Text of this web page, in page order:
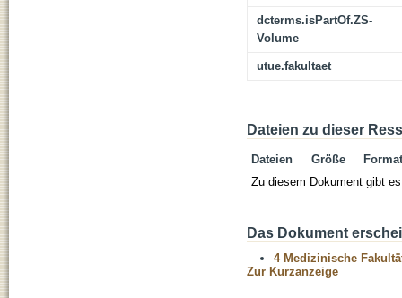
dcterms.isPartOf.ZS-
Volume
utue.fakultaet
Dateien zu dieser
Dateien Größe
Format
Zu diesem Dokument gibt
Das Dokument
4 Medizinische
Zur Kurzanzeige